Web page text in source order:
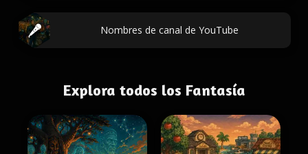
Nombres de canal de YouTube
Explora todos los Fantasía